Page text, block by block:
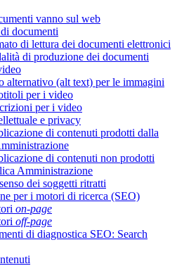
vanno sul web
documenti
di lettura dei documenti elettronici
di produzione dei documenti
alternativo (alt text) per le immagini
per i video
per i video
e privacy
di contenuti prodotti dalla
di contenuti non prodotti
Amministrazione
dei soggetti ritratti
per i motori di ricerca (SEO)
on-page
off-page
di diagnostica SEO: Search